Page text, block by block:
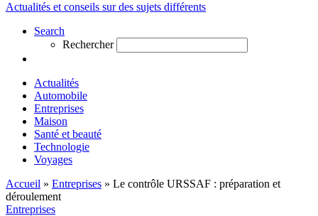
Actualités et conseils sur des sujets différents
Search
Rechercher
Actualités
Automobile
Entreprises
Maison
Santé et beauté
Technologie
Voyages
Accueil » Entreprises » Le contrôle URSSAF : préparation et
déroulement
Entreprises